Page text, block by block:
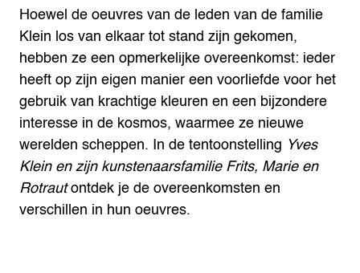
Hoewel de oeuvres van de leden van de familie
Klein los van elkaar tot stand zijn gekomen,
hebben ze een opmerkelijke overeenkomst: ieder
heeft op zijn eigen manier een voorliefde voor het
gebruik van krachtige kleuren en een bijzondere
interesse in de kosmos, waarmee ze nieuwe
werelden scheppen. In de tentoonstelling Yves
Klein en zijn kunstenaarsfamilie Frits, Marie en
Rotrautontdek je de overeenkomsten en
verschillen in hun oeuvres. ​